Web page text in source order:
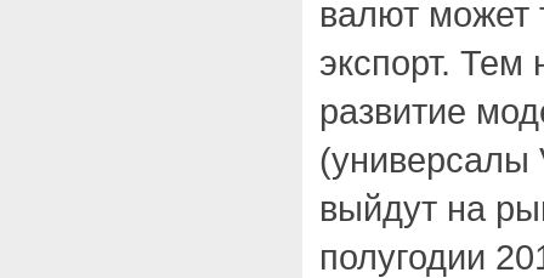
валют может
экспорт.
развитие
(универсалы
выйдут на
полугодии